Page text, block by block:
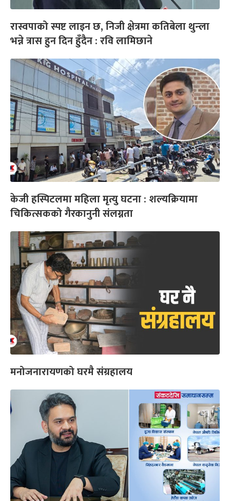
रास्वपाको स्पष्ट लाइन छ, निजी क्षेत्रमा कतिबेला थुन्ला
भन्ने त्रास हुन दिन हुँदैन : रवि लामिछाने
केजी हस्पिटलमा महिला मृत्यु घटना : शल्यक्रियामा
चिकित्सकको गैरकानुनी संलग्नता
मनोजनारायणको घरमै संग्रहालय